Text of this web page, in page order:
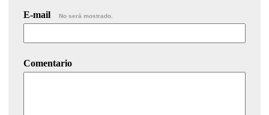
E-mail No será mostrado.
Comentario